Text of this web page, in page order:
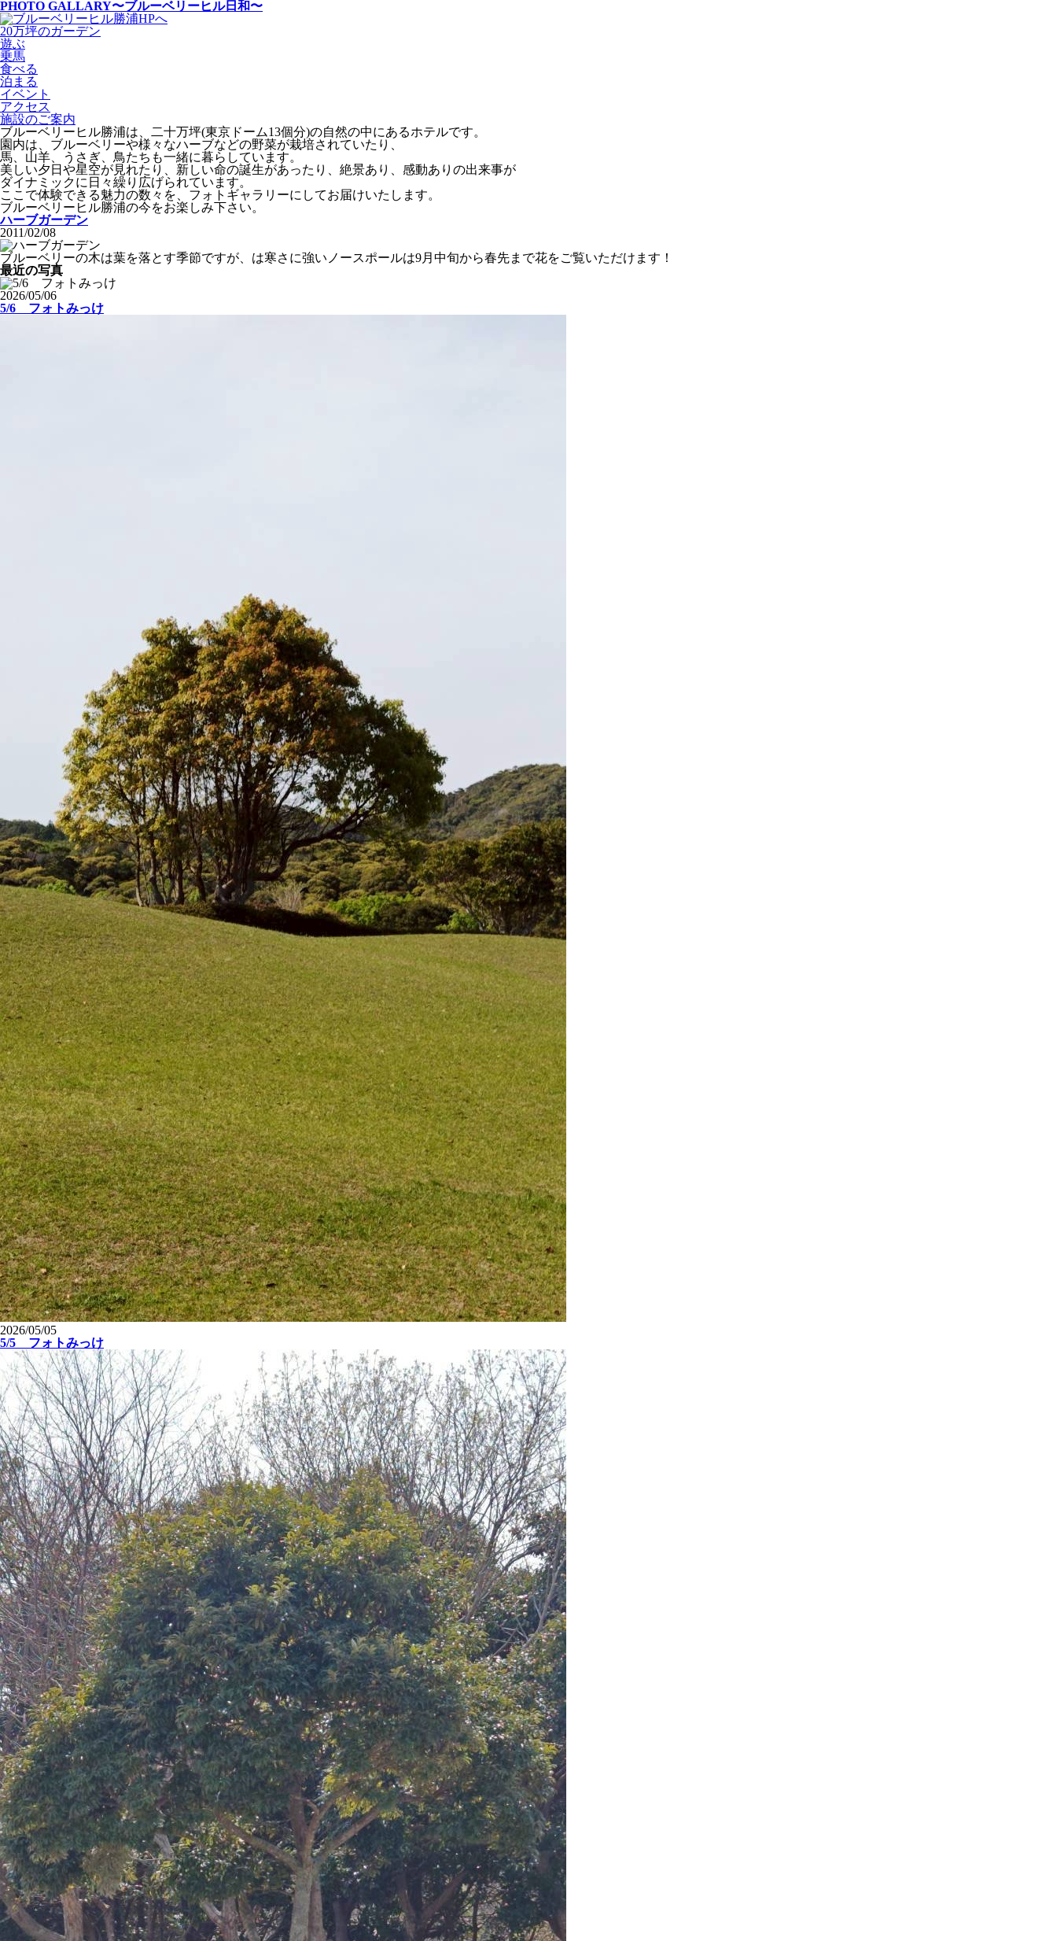
PHOTO GALLARY〜ブルーベリーヒル日和〜
20万坪のガーデン
遊ぶ
乗馬
食べる
泊まる
イベント
アクセス
施設のご案内
ブルーベリーヒル勝浦は、二十万坪(東京ドーム13個分)の自然の中にあるホテルです。
園内は、ブルーベリーや様々なハーブなどの野菜が栽培されていたり、
馬、山羊、うさぎ、鳥たちも一緒に暮らしています。
美しい夕日や星空が見れたり、新しい命の誕生があったり、絶景あり、感動ありの出来事が
ダイナミックに日々繰り広げられています。
ここで体験できる魅力の数々を、フォトギャラリーにしてお届けいたします。
ブルーベリーヒル勝浦の今をお楽しみ下さい。
ハーブガーデン
2011/02/08
ブルーベリーの木は葉を落とす季節ですが、は寒さに強いノースポールは9月中旬から春先まで花をご覧いただけます！
最近の写真
2026/05/06
5/6 フォトみっけ
2026/05/05
5/5 フォトみっけ